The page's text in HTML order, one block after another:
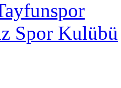
Spor Kulübü